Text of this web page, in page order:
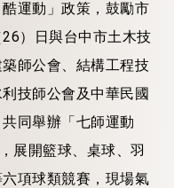
運動」政策，鼓勵市
）日與台中市土木技
師公會、結構工程技
技師公會及中華民國
同舉辦「七師運動
展開籃球、桌球、羽
項球類競賽，現場氣